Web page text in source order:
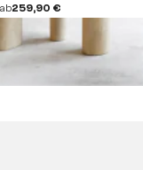
ab259,90 €